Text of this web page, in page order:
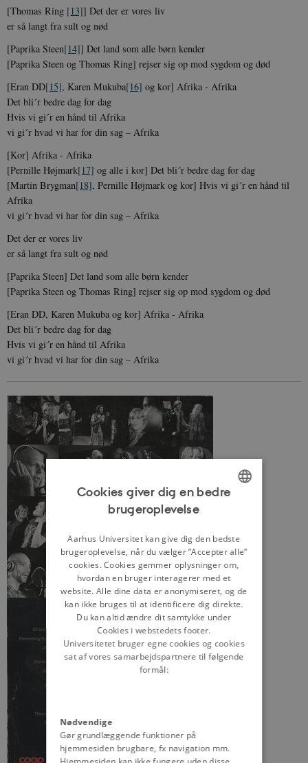
[Thomas Ring [13]] Det der er vores liv
er så langt fra sult og nød
[Paprika Steen[14]] Det land som alle børn kender
[Paprika Steen og Thomas Ring] rejser sig op mod sygdom og død
[Eran DD[15], Karen Mukuba[16] og kor] Afrika - Afrika
Det bli´r bedre dag for dag
Hvis vi gi´r en hånd til Afrika
vi gi´r hvad vi har for din sag – Afrika
[Kor] Afrika - Afrika
[Pernille Højmark[17] og alle i kor] Det bli´r bedre dag for dag
[Martin Brygman[18], Pernille Højmark og kor] Hvis vi gi´r en hånd til
Afrika
vi gi´r hvad vi har for din sag – Afrika
Det der er vores liv
er så langt fra sult og nød
[Paprika Steen] Det land som alle børn kender
[Paprika Steen og Thomas Ring] rejser sig op mod sygdom og død
[Eran DD, Karen Mukuba og kor] Afrika - Afrika
Det bli´r bedre dag for dag
Hvis vi gi´r en hånd til Afrika
vi gi´r hvad vi har for din sag – Afrika
DANISH
Cookies giver dig en bedre
brugeroplevelse
Aarhus Universitet kan give dig den bedste
brugeroplevelse, når du vælger ”Accepter alle”
cookies. Cookies gemmer oplysninger om,
hvordan en bruger interagerer med et
website. Alle dine data er anonymiseret, og de
kan ikke bruges til at identificere dig direkte.
Du kan altid ændre dit samtykke under
Cookies i webstedets footer.
Universitetet bruger egne cookies og cookies
sat af vores samarbejdspartnere til følgende
formål:
Nødvendige
Gør grundlæggende funktioner på
hjemmesiden brugbare, fx navigation mm.